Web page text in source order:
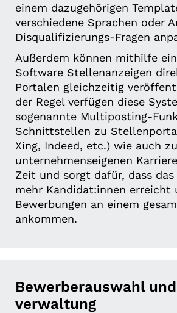
einem dazugehörigen
verschiedene Sprachen oder
Disqualifizierungs-Fragen
Außerdem können mithilfe
Software Stellenanzeigen
Portalen gleichzeitig
der Regel verfügen diese
sogenannte Multiposting-
Schnittstellen zu
Xing, Indeed, etc.) wie auch
unternehmenseigenen
Zeit und sorgt dafür, dass
mehr Kandidat:innen erreicht
Bewerbungen an einem
ankommen.
Bewerberauswahl
verwaltung